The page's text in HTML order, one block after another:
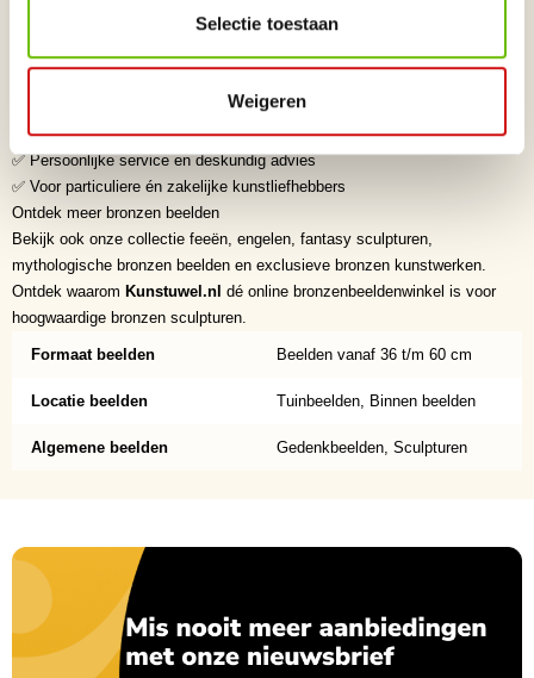
Selectie toestaan
Weigeren
✅ Dé online bronzen beelden winkel voor exclusieve bronzen beelden
✅ Zorgvuldig geselecteerde kunstenaars uit binnen- en buitenland
✅ Exclusieve collectie originele bronzen sculpturen
✅ Veilige en betrouwbare levering
✅ Persoonlijke service en deskundig advies
✅ Voor particuliere én zakelijke kunstliefhebbers
Ontdek meer bronzen beelden
Bekijk ook onze collectie feeën, engelen, fantasy sculpturen,
mythologische bronzen beelden en exclusieve bronzen kunstwerken.
Ontdek waarom Kunstuwel.nl dé online bronzenbeeldenwinkel is voor
hoogwaardige bronzen sculpturen.
Formaat beelden Beelden vanaf 36 t/m 60 cm
Locatie beelden Tuinbeelden, Binnen beelden
Algemene beelden Gedenkbeelden, Sculpturen